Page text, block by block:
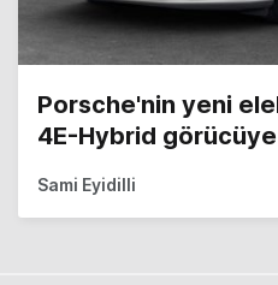
Porsche'nin yeni
4E-Hybrid görücüye
Sami Eyidilli